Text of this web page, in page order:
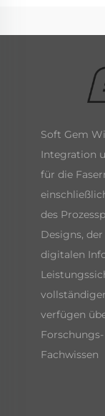
Soft Gem
Integration
für die
des
Designs,
digitalen
verfügen
Fachwissen